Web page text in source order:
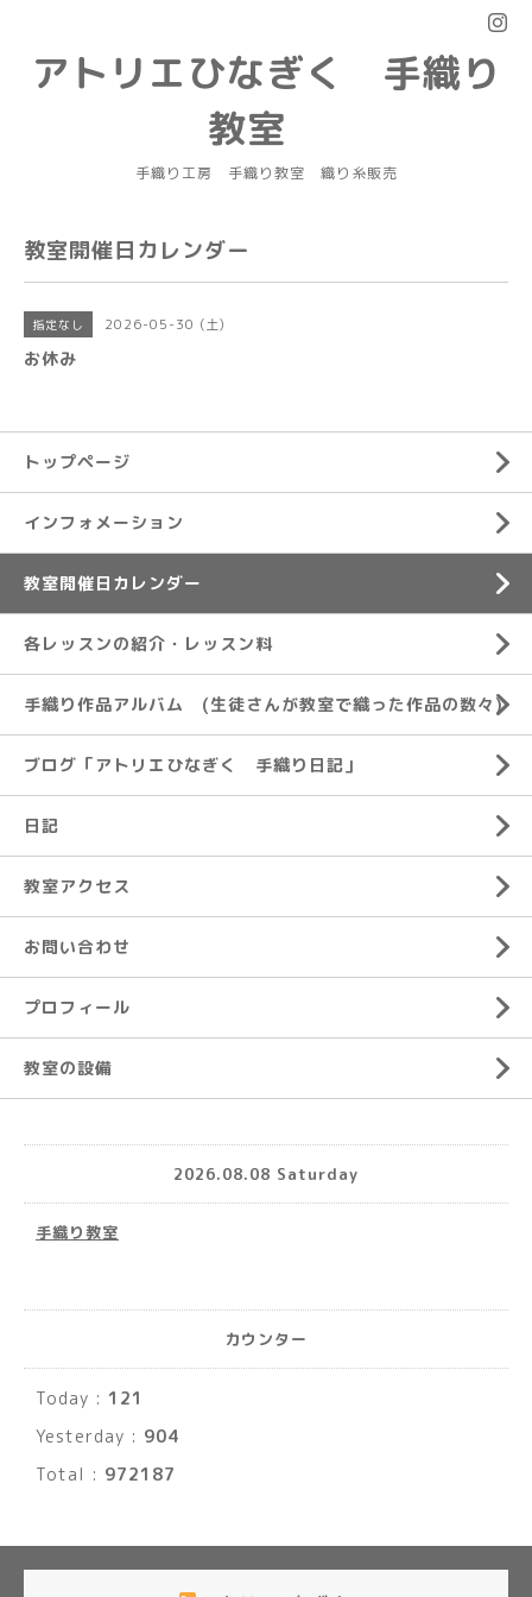
アトリエひなぎく 手織り
教室
手織り工房 手織り教室 織り糸販売
教室開催日カレンダー
指定なし 2026-05-30 (土)
お休み
トップページ
インフォメーション
教室開催日カレンダー
各レッスンの紹介・レッスン料
手織り作品アルバム (生徒さんが教室で織った作品の数々)
ブログ「アトリエひなぎく 手織り日記」
日記
教室アクセス
お問い合わせ
プロフィール
教室の設備
2026.08.08 Saturday
手織り教室
カウンター
Today : 121
Yesterday : 904
Total : 972187